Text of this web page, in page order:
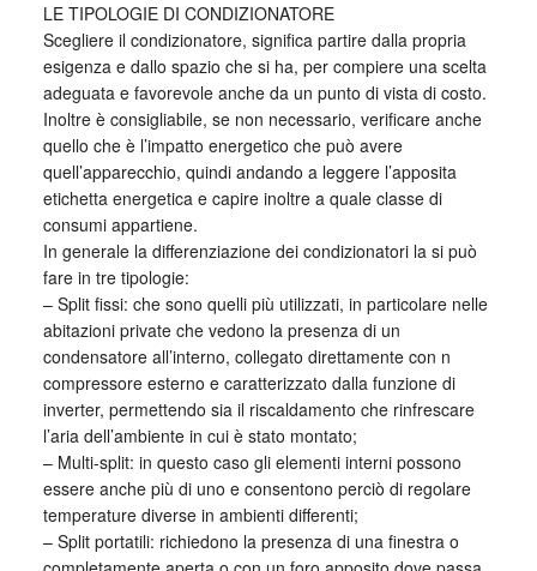
LE TIPOLOGIE DI CONDIZIONATORE
Scegliere il condizionatore, significa partire dalla propria
esigenza e dallo spazio che si ha, per compiere una scelta
adeguata e favorevole anche da un punto di vista di costo.
Inoltre è consigliabile, se non necessario, verificare anche
quello che è l’impatto energetico che può avere
quell’apparecchio, quindi andando a leggere l’apposita
etichetta energetica e capire inoltre a quale classe di
consumi appartiene.
In generale la differenziazione dei condizionatori la si può
fare in tre tipologie:
– Split fissi: che sono quelli più utilizzati, in particolare nelle
abitazioni private che vedono la presenza di un
condensatore all’interno, collegato direttamente con n
compressore esterno e caratterizzato dalla funzione di
inverter, permettendo sia il riscaldamento che rinfrescare
l’aria dell’ambiente in cui è stato montato;
– Multi-split: in questo caso gli elementi interni possono
essere anche più di uno e consentono perciò di regolare
temperature diverse in ambienti differenti;
– Split portatili: richiedono la presenza di una finestra o